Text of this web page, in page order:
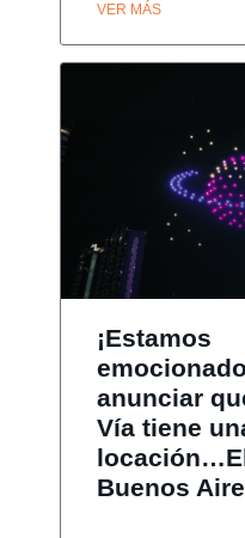
VER MÁS
¡Estamos
anunciar
Vía tiene
Buenos